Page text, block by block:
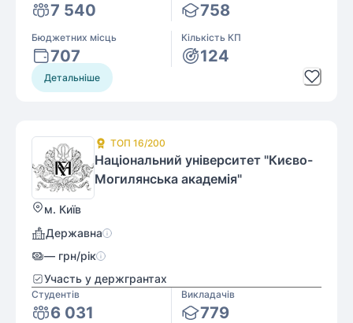
7 540 758
Бюджетних місць
707
Кількість КП
124
Детальніше
ТОП 16/200
Національний університет "Києво-
Могилянська академія"
м. Київ
Державна
— грн/рік
Участь у держгрантах
Студентів
6 031
Викладачів
779